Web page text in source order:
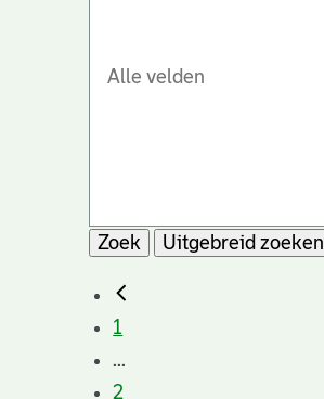
Zoek
Uitgebreid zoeken
1
...
2